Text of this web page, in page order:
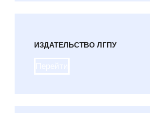
ИЗДАТЕЛЬСТВО ЛГПУ